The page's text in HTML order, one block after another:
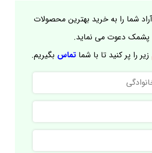
شما را به خرید بهترین محصولات
پشمک دعوت می نماید.
زیر را پر کنید تا با شماتماس بگیریم.